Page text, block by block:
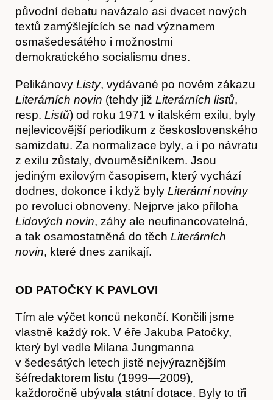
Hostcast
původní debatu navázalo asi dvacet nových
textů zamýšlejících se nad významem
osmašedesátého i možnostmi
demokratického socialismu dnes.
Pelikánovy Listy, vydávané po novém zákazu
Literárních novin (tehdy již Literárních listů,
resp. Listů) od roku 1971 v italském exilu, byly
nejlevicovější periodikum z československého
samizdatu. Za normalizace byly, a i po návratu
z exilu zůstaly, dvouměsíčníkem. Jsou
jediným exilovým časopisem, který vychází
dodnes, dokonce i když byly Literární noviny
po revoluci obnoveny. Nejprve jako příloha
Lidových novin, záhy ale neufinancovatelná,
a tak osamostatněná do těch Literárních
novin, které dnes zanikají.
OD PATOČKY K PAVLOVI
Tím ale výčet konců nekončí. Končili jsme
vlastně každý rok. V éře Jakuba Patočky,
který byl vedle Milana Jungmanna
v šedesátých letech jistě nejvýraznějším
šéfredaktorem listu (1999—2009),
každoročně ubývala státní dotace. Byly to tři